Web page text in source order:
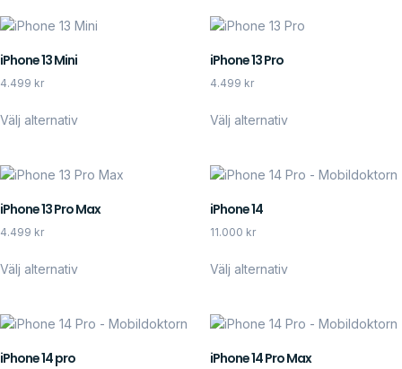
iPhone 13 Mini
4.499 kr
Välj alternativ
iPhone 13 Pro
4.499 kr
Välj alternativ
iPhone 13 Pro Max
4.499 kr
Välj alternativ
iPhone 14
11.000 kr
Välj alternativ
iPhone 14 pro iPhone 14 Pro Max